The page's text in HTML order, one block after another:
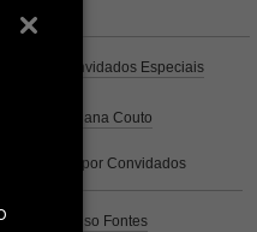
Espresso
por Convidados Especiais
por Cristiana Couto
por Convidados
Caio Alonso Fontes